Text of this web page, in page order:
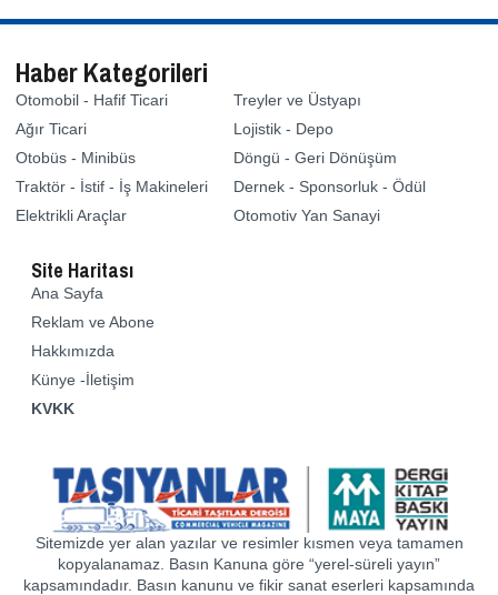
Haber Kategorileri
Otomobil - Hafif Ticari
Ağır Ticari
Otobüs - Minibüs
Traktör - İstif - İş Makineleri
Elektrikli Araçlar
Treyler ve Üstyapı
Lojistik - Depo
Döngü - Geri Dönüşüm
Dernek - Sponsorluk - Ödül
Otomotiv Yan Sanayi
Site Haritası
Ana Sayfa
Reklam ve Abone
Hakkımızda
Künye -İletişim
KVKK
Sitemizde yer alan yazılar ve resimler kısmen veya tamamen
kopyalanamaz. Basın Kanuna göre “yerel-süreli yayın”
kapsamındadır. Basın kanunu ve fikir sanat eserleri kapsamında